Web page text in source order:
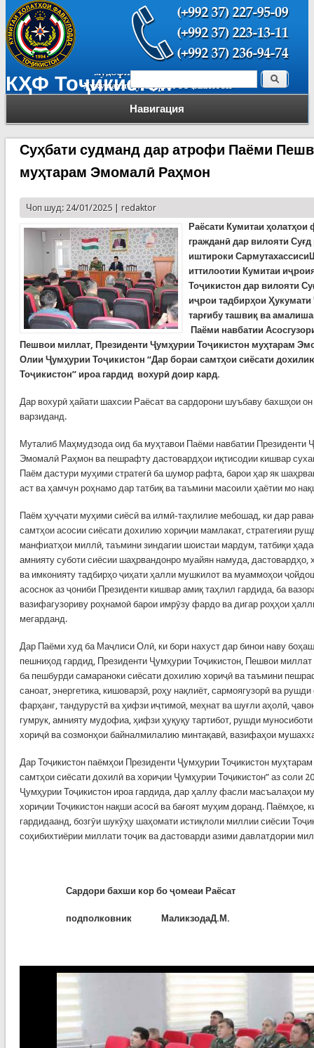
КҲФ Тоҷикистон
Навигация
Форма поиска Поиск
Суҳбати судманд дар атрофи Паёми
муҳтарам Эмомалӣ Раҳмон
Чоп шуд: 24/01/2025 | redaktor
Раёсати Кумитаи
гражданӣ дар вилояти
иштироки
иттилоотии Кумитаи
Тоҷикистон дар вилояти
иҷрои тадбирҳои
тарғибу ташвиқ ва
Паёми навбатии
Пешвои миллат, Президенти Ҷумҳурии Тоҷикистон муҳтарам
Олии Ҷумҳурии Тоҷикистон “Дар бораи самтҳои сиёсати
Тоҷикистон” ироа гардид вохурӣ доир кард.
Дар вохурӣ ҳайати шахсии Раёсат ва сардорони шуъбаву бахшҳои
варзиданд.
Муталиб Маҳмудзода оид ба муҳтавои Паёми навбатии Президенти
Эмомалӣ Раҳмон ва пешрафту дастовардҳои иқтисодии кишвар
Паём дастури муҳими стратегӣ ба шумор рафта, барои ҳар як
аст ва ҳамчун роҳнамо дар татбиқ ва таъмини масоили ҳаётии мо
Паём ҳуҷҷати муҳими сиёсӣ ва илмӣ-таҳлилие мебошад, ки дар
самтҳои асосии сиёсати дохилию хориҷии мамлакат, стратегияи
манфиатҳои миллӣ, таъмини зиндагии шоистаи мардум, татбиқи
амнияту суботи сиёсии шаҳрвандонро муайян намуда, дастовардҳо,
ва имконияту тадбирҳо ҷиҳати ҳалли мушкилот ва муаммоҳои
асоснок аз ҷониби Президенти кишвар амиқ таҳлил гардида, ба
вазифагузориву роҳнамоӣ барои имрӯзу фардо ва дигар роҳҳои
мегарданд.
Дар Паёми худ ба Маҷлиси Олӣ, ки бори нахуст дар бинои наву
пешниҳод гардид, Президенти Ҷумҳурии Тоҷикистон, Пешвои
ба пешбурди самараноки сиёсати дохилию хориҷӣ ва таъмини
саноат, энергетика, кишоварзӣ, роҳу нақлиёт, сармоягузорӣ ва
фарҳанг, тандурустӣ ва ҳифзи иҷтимоӣ, меҳнат ва шуғли аҳолӣ,
гумрук, амнияту мудофиа, ҳифзи ҳуқуқу тартибот, рушди
хориҷӣ ва созмонҳои байналмилалию минтақавӣ, вазифаҳои
Дар Тоҷикистон паёмҳои Президенти Ҷумҳурии Тоҷикистон
самтҳои сиёсати дохилӣ ва хориҷии Ҷумҳурии Тоҷикистон” аз соли
Ҷумҳурии Тоҷикистон ироа гардида, дар ҳаллу фасли масъалаҳои
хориҷии Тоҷикистон нақши асосӣ ва бағоят муҳим доранд. Паёмҳое,
гардидаанд, бозгӯи шукӯҳу шаҳомати истиқлоли миллии сиёсии
соҳибихтиёрии миллати тоҷик ва дастоварди азими давлатдории
Сардори бахши кор бо ҷомеаи Раёсат
подполковник МаликзодаД.М.